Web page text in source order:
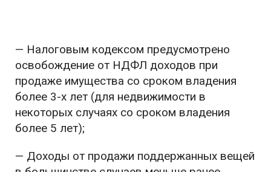
— Налоговым кодексом предусмотрено
освобождение от НДФЛ доходов при
продаже имущества со сроком владения
более 3-х лет (для недвижимости в
некоторых случаях со сроком владения
более 5 лет);
— Доходы от продажи поддержанных вещей